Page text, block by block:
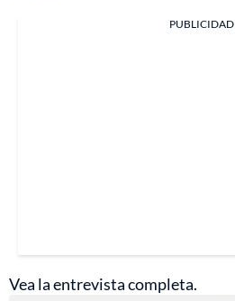
PUBLICIDAD
Vea la entrevista completa.